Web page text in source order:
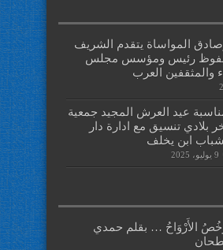
المواساة يتقدم الشريف
رئيس ومؤسس مجلس
والمثقفين العرب
عيد العرش المجيد جمعية
بلادي تنسيق مع ادارة دار
ابن يخلف
9 يوليو، 2025
الأَرْوَاحُ … بقلم حمدي